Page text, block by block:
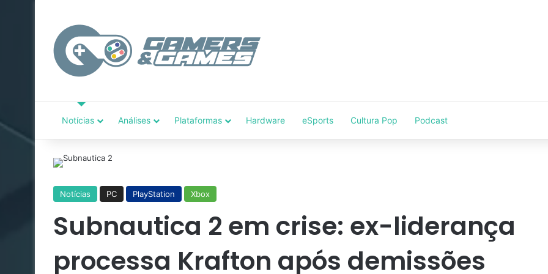
Notícias Análises Plataformas Hardware eSports Cultura Pop Podcast
Notícias PC PlayStation Xbox
Subnautica 2 em crise: ex-liderança
processa Krafton após demissões